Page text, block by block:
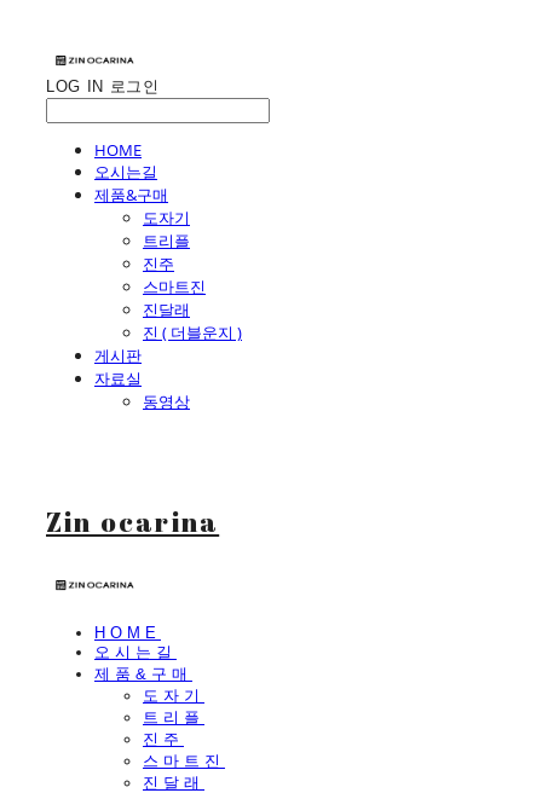
LOG IN 로그인
HOME
오시는길
제품&구매
도자기
트리플
진주
스마트진
진달래
진 ( 더블운지 )
게시판
자료실
동영상
Zin ocarina
HOME
오시는길
제품&구매
도자기
트리플
진주
스마트진
진달래